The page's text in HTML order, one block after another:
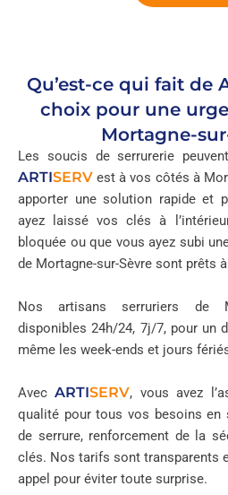
Qu’est-ce qui fait de
choix pour une
Mortagne-
Les soucis de serrurerie
ARTISERV est à vos côtés à
apporter une solution rapide et
ayez laissé vos clés à
bloquée ou que vous ayez subi
de Mortagne-sur-Sèvre sont prêts
Nos artisans serruriers de
disponibles 24h/24, 7j/7, pour un
même les week-ends et jours
AvecARTISERV, vous avez
qualité pour tous vos besoins en
de serrure, renforcement de la
clés. Nos tarifs sont transparents
appel pour éviter toute surprise.